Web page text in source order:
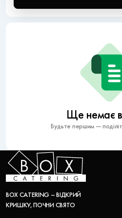
Ще немає
Будьте першим —
BOX CATERING – ВІДКРИЙ
КРИШКУ, ПОЧНИ СВЯТО